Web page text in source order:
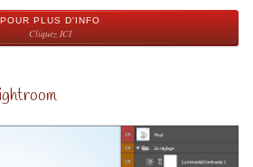
POUR PLUS D'INFO
Cliquez ICI